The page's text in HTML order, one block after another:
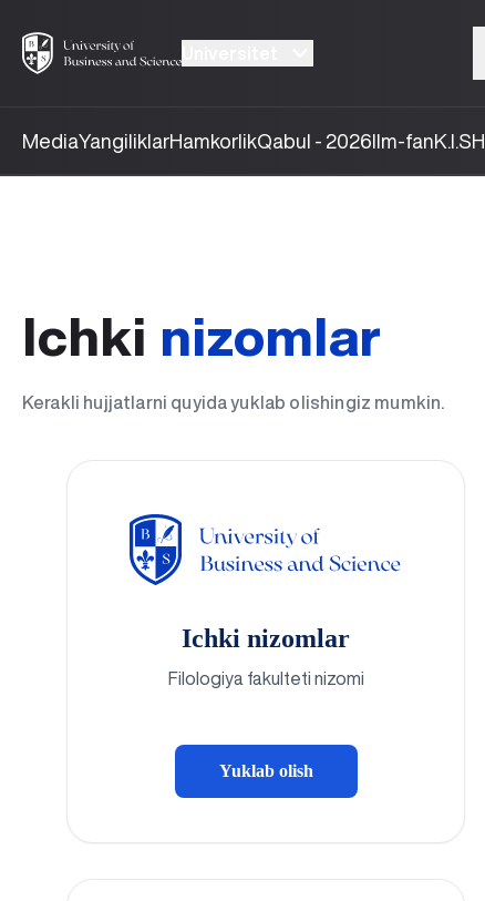
MediaYangiliklarHamkorlikQabul - 2026Ilm-fanK.I.SH
Ichki nizomlar
Kerakli hujjatlarni quyida yuklab olishingiz mumkin.
Ichki nizomlar
Filologiya fakulteti nizomi
Yuklab olish